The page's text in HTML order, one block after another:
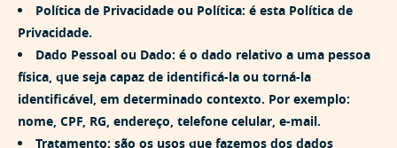
Política de Privacidade ou Política: é esta Política de
Privacidade.
Dado Pessoal ou Dado: é o dado relativo a uma pessoa
física, que seja capaz de identificá-la ou torná-la
identificável, em determinado contexto. Por exemplo:
nome, CPF, RG, endereço, telefone celular, e-mail.
Tratamento: são os usos que fazemos dos dados